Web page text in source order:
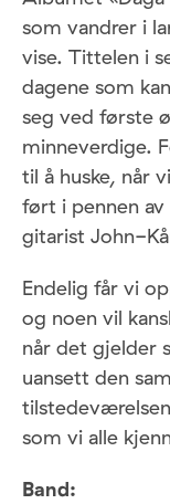
som vandrer i
vise. Tittelen i
dagene som
seg ved første
minneverdige.
til å huske, når
ført i pennen
gitarist John-
Endelig får vi
og noen vil
når det gjelder
uansett den
som vi alle
Band: